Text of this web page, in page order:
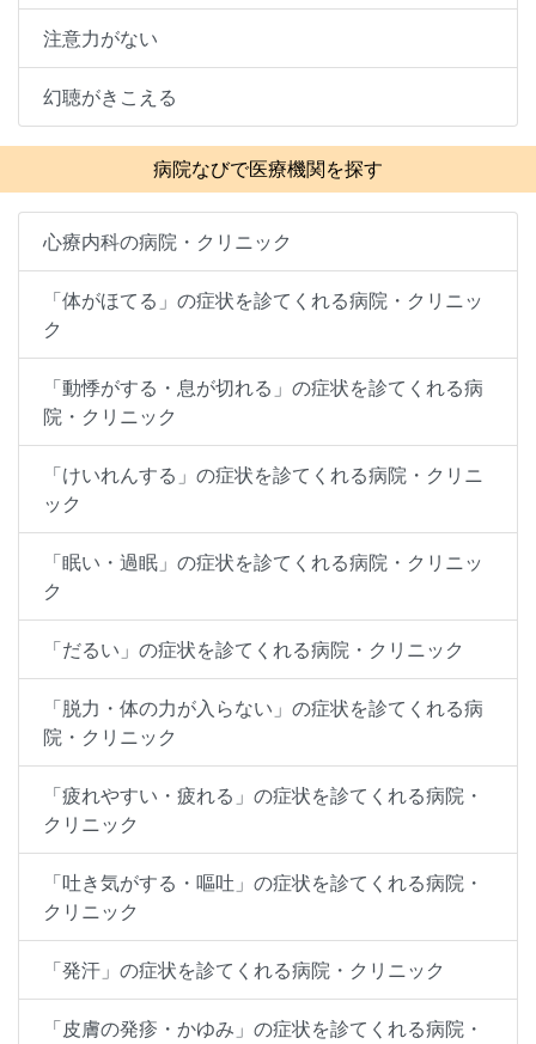
注意力がない
幻聴がきこえる
病院なびで医療機関を探す
心療内科の病院・クリニック
「体がほてる」の症状を診てくれる病院・クリニッ
ク
「動悸がする・息が切れる」の症状を診てくれる病
院・クリニック
「けいれんする」の症状を診てくれる病院・クリニ
ック
「眠い・過眠」の症状を診てくれる病院・クリニッ
ク
「だるい」の症状を診てくれる病院・クリニック
「脱力・体の力が入らない」の症状を診てくれる病
院・クリニック
「疲れやすい・疲れる」の症状を診てくれる病院・
クリニック
「吐き気がする・嘔吐」の症状を診てくれる病院・
クリニック
「発汗」の症状を診てくれる病院・クリニック
「皮膚の発疹・かゆみ」の症状を診てくれる病院・